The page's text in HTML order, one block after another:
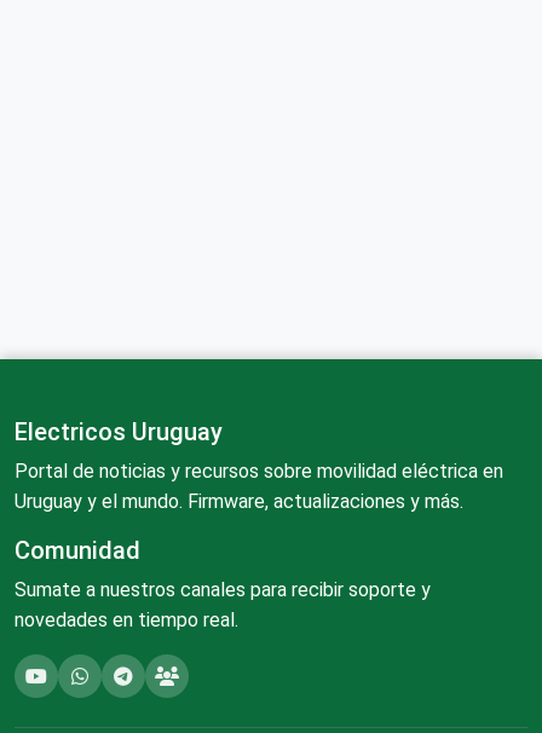
Electricos Uruguay
Portal de noticias y recursos sobre movilidad eléctrica en
Uruguay y el mundo. Firmware, actualizaciones y más.
Comunidad
Sumate a nuestros canales para recibir soporte y
novedades en tiempo real.